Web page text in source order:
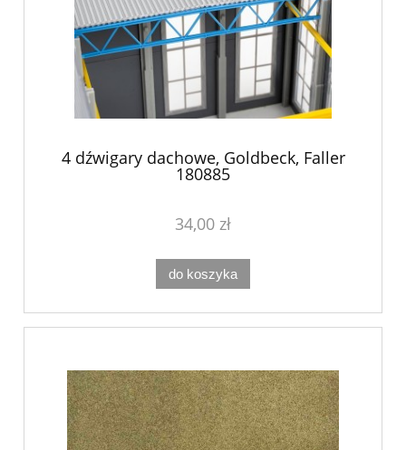
4 dźwigary dachowe, Goldbeck, Faller
180885
34,00 zł
do koszyka